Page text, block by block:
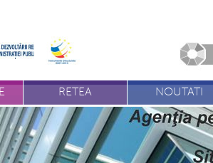
RETEA NOUTATI